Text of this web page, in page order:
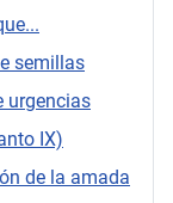
semillas
urgencias
IX)
de la amada